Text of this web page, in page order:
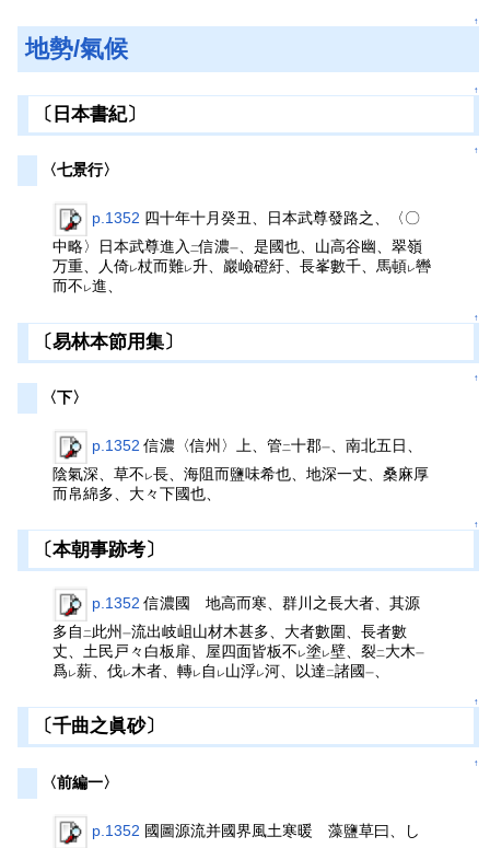
↑
地勢/氣候
↑
〔日本書紀〕
↑
〈七景行〉
p.1352 四十年十月癸丑、日本武尊發路之、〈〇
中略〉日本武尊進入 二信濃一
、是國也、山高谷幽、翠嶺
万重、人倚レ杖而難レ升、巖嶮磴紆、長峯數千、馬頓レ轡
而不 レ進、
↑
〔易林本節用集〕
↑
〈下〉
p.1352 信濃〈信州〉上、管二十郡一
、南北五日、
陰氣深、草不 レ長、海阻而鹽味希也、地深一丈、桑麻厚
而帛綿多、大々下國也、
↑
〔本朝事跡考〕
p.1352 信濃國 地高而寒、群川之長大者、其源
多自 二此州一流出岐岨山材木甚多、大者數圍、長者數
丈、土民戸々白板扉、屋四面皆板不 レ塗 レ壁、裂二大木一
爲レ薪、伐レ木者、轉レ 自 レ 山浮レ河、以達二諸國一
↑
〔千曲之眞砂〕
↑
〈前編一〉
p.1352 國圖源流并國界風土寒暖 藻鹽草曰、し